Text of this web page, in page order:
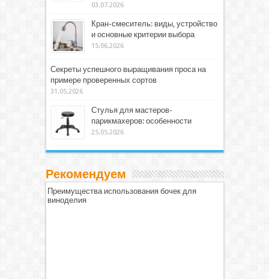
03.07.2026
Кран-смеситель: виды, устройство
и основные критерии выбора
15.06.2026
Секреты успешного выращивания проса на
примере проверенных сортов
31.05.2026
Стулья для мастеров-
парикмахеров: особенности
25.05.2026
Рекомендуем
Преимущества использования бочек для
виноделия